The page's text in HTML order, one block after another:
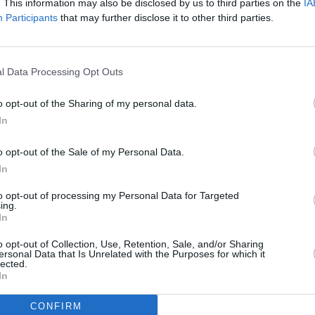
This information may also be disclosed by us to third parties on the
Participants that may further disclose it to other third parties.
Data Processing Opt Outs
opt-out of the Sharing of my personal data.
opt-out of the Sale of my Personal Data.
opt-out of processing my Personal Data for Targeted
opt-out of Collection, Use, Retention, Sale, and/or Sharing
Data that Is Unrelated with the Purposes for which it
CONFIRM
in Scheiben
Kräuterbutter
am besten auf
zum Grillen
Rezepte
/
Like uns auf Facebook...
Artikelempfehlung